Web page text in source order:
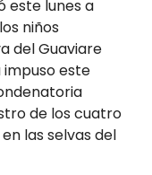
este lunes a
niños
del Guaviare
impuso este
de los cuatro
las selvas del